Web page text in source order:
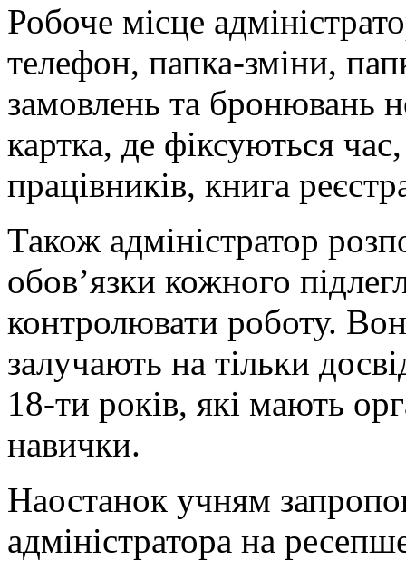
Робоче місце
телефон, папка-зміни,
замовлень та бронювань
картка, де фіксуються час,
працівників, книга
Також адміністратор
обов’язки кожного
контролювати роботу.
залучають на тільки
18-ти років, які мають
навички.
Наостанок учням
адміністратора на